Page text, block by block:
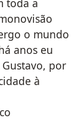
toda a
o mundo
anos eu
por
à